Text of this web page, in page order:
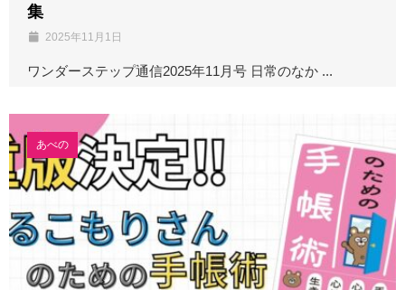
集
2025年11月1日
ワンダーステップ通信2025年11月号 日常のなか ...
あべの